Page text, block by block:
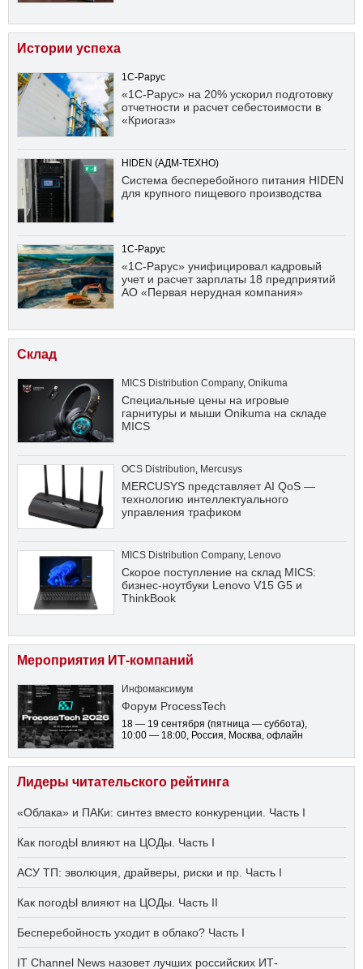
Истории успеха
1С-Рарус
«1С-Рарус» на 20% ускорил подготовку
отчетности и расчет себестоимости в
«Криогаз»
HIDEN (АДМ-ТЕХНО)
Система бесперебойного питания HIDEN
для крупного пищевого производства
1С-Рарус
«1С-Рарус» унифицировал кадровый
учет и расчет зарплаты 18 предприятий
АО «Первая нерудная компания»
Склад
MICS Distribution Company, Onikuma
Специальные цены на игровые
гарнитуры и мыши Onikuma на складе
MICS
OCS Distribution Mercusys
MERCUSYS представляет AI QoS —
технологию интеллектуального
управления трафиком
MICS Distribution Company, Lenovo
Скорое поступление на склад MICS:
бизнес-ноутбуки Lenovo V15 G5 и
ThinkBook
Мероприятия ИТ-компаний
Инфомаксимум
Форум ProcessTech
18 — 19 сентября (пятница — суббота),
10:00 — 18:00, Россия, Москва, офлайн
Лидеры читательского рейтинга
«Облака» и ПАКи: синтез вместо конкуренции. Часть I
Как погодЫ влияют на ЦОДы. Часть I
АСУ ТП: эволюция, драйверы, риски и пр. Часть I
Как погодЫ влияют на ЦОДы. Часть II
Бесперебойность уходит в облако? Часть I
IT Channel News назовет лучших российских ИТ-